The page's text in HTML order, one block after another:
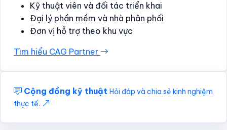
Kỹ thuật viên và đối tác triển khai
Đại lý phần mềm và nhà phân phối
Đơn vị hỗ trợ theo khu vực
Tìm hiểu CAG Partner
Cộng đồng kỹ thuật Hỏi đáp và chia sẻ kinh nghiệm
thực tế.